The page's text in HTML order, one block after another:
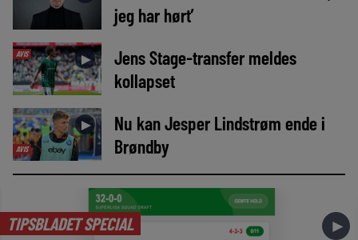
jeg har hørt’
AVIS ►
Jens Stage-transfer meldes
kollapset
AVIS
►
Nu kan Jesper Lindstrøm ende i
Brøndby
TIPSBLADET SPECIAL ►